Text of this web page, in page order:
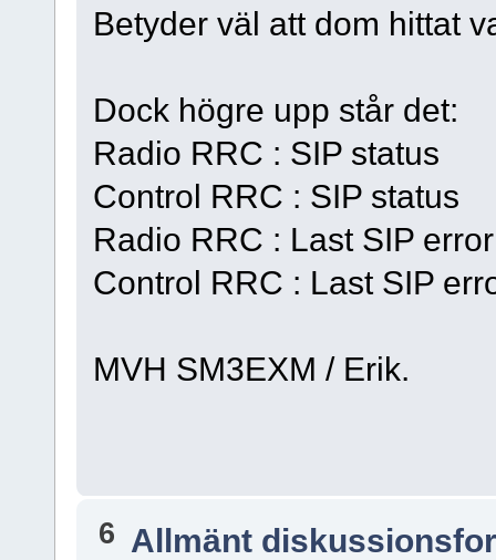
Betyder väl att dom hittat
Dock högre upp står det:
Radio RRC : SIP
Control RRC : SIP
Radio RRC : Last SIP
Control RRC : Last SIP
MVH SM3EXM / Erik.
6 Allmänt